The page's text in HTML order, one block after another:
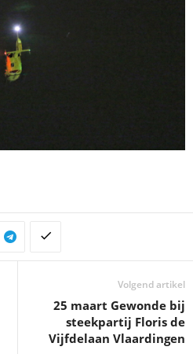
Volgend artikel
25 maart Gewonde bij
steekpartij Floris de
Vijfdelaan Vlaardingen